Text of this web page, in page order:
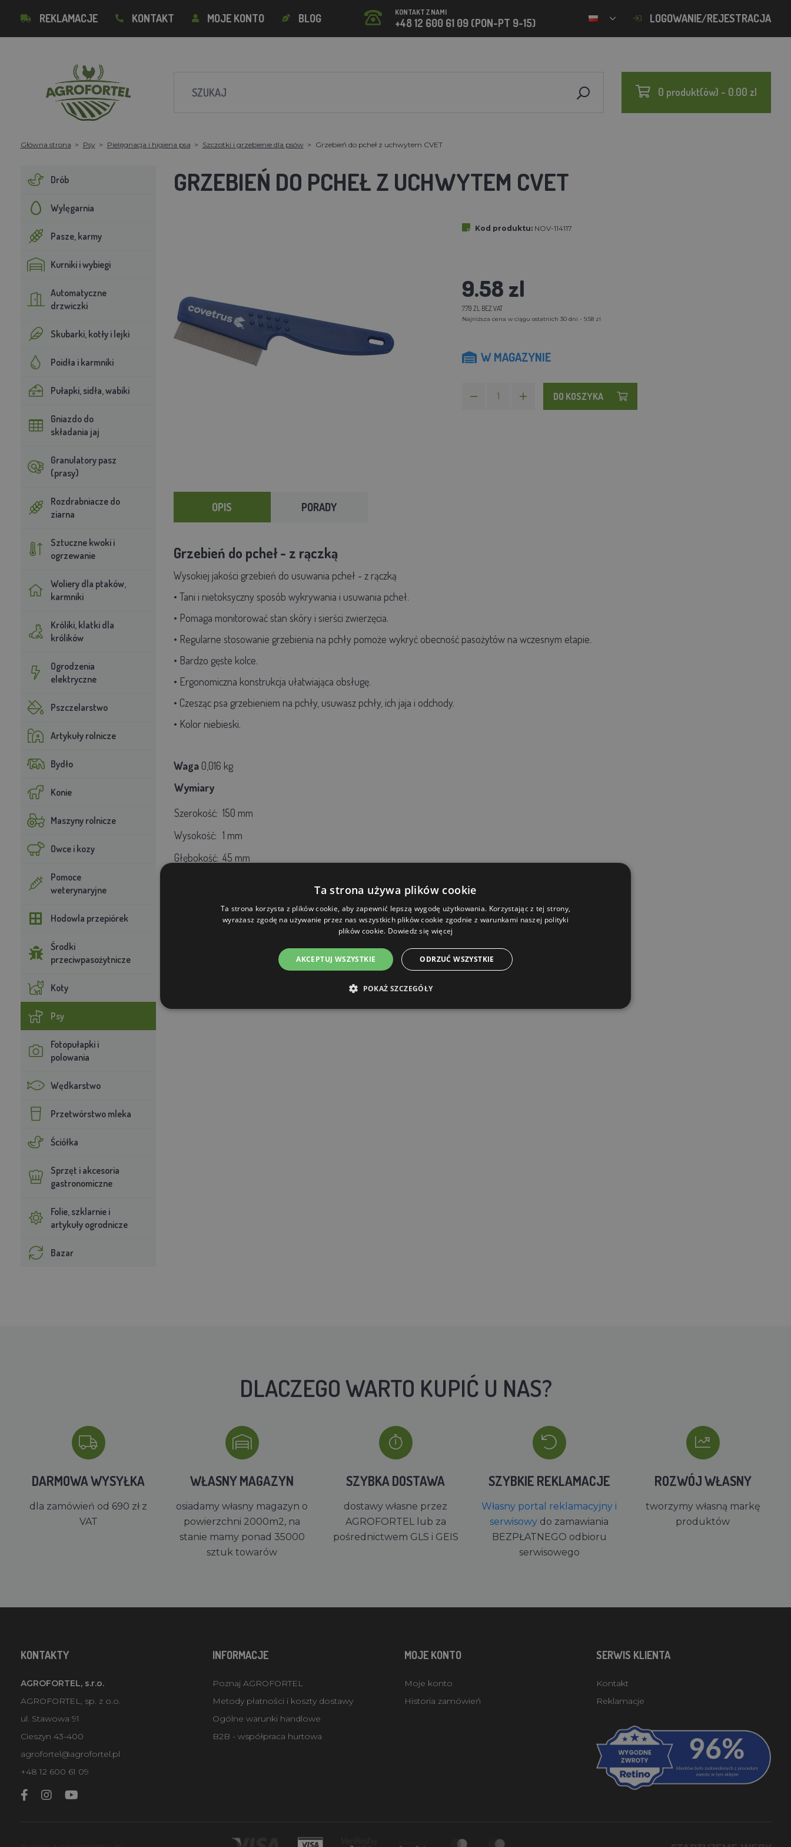
REKLAMACJE KONTAKT MOJE KONTO BLOG KONTAKT Z NAMI
+48 12 600 61 09 (PON-PT 9-15) LOGOWANIE/REJESTRACJA
0 produkt(ów) - 0.00 zl
Główna strona Psy Pielęgnacja i higiena psa Szczotki i grzebienie dla psów Grzebień do pcheł z uchwytem CVET
Drób
Wylęgarnia
Pasze, karmy
Kurniki i wybiegi
Automatyczne
drzwiczki
Skubarki, kotły i lejki
Poidła i karmniki
Pułapki, sidła, wabiki
Gniazdo do
składania jaj
Granulatory pasz
(prasy)
Rozdrabniacze do
ziarna
Sztuczne kwoki i
ogrzewanie
Woliery dla ptaków,
karmniki
Króliki, klatki dla
królików
Ogrodzenia
elektryczne
Pszczelarstwo
Artykuły rolnicze
Bydło
Konie
Maszyny rolnicze
Owce i kozy
Pomoce
weterynaryjne
Hodowla przepiórek
Środki
przeciwpasożytnicze
Koty
Psy
Fotopułapki i
polowania
Wędkarstwo
Przetwórstwo mleka
Ściółka
Sprzęt i akcesoria
gastronomiczne
Folie, szklarnie i
artykuły ogrodnicze
Bazar
GRZEBIEŃ DO PCHEŁ Z UCHWYTEM CVET
Kod produktu: NOV-114117
9.58 zl
7.79 ZL BEZ VAT
Najniższa cena w ciągu ostatnich 30 dni - 9.58 zl
W MAGAZYNIE
DO KOSZYKA
OPIS PORADY
Grzebień do pcheł- z rączką
Wysokiej jakości grzebień do usuwania pcheł - z rączką
• Tani i nietoksyczny sposób wykrywania i usuwania pcheł.
• Pomaga monitorować stan skóry i sierści zwierzęcia.
• Regularne stosowanie grzebienia na pchły pomoże wykryć obecność pasożytów na wczesnym etapie.
• Bardzo gęste kolce.
• Ergonomiczna konstrukcja ułatwiająca obsługę.
• Czesząc psa grzebieniem na pchły, usuwasz pchły, ich jaja i odchody.
• Kolor niebieski.
Waga0,016 kg
Wymiary
Szerokość: 150 mm
Wysokość: 1 mm
Głębokość: 45 mm
DLACZEGO WARTO KUPIĆ U NAS?
DARMOWA WYSYŁKA
dla zamówień od 690 zł z
VAT
WŁASNY MAGAZYN
osiadamy własny magazyn o
powierzchni 2000m2, na
stanie mamy ponad 35000
sztuk towarów
SZYBKA DOSTAWA
dostawy własne przez
AGROFORTEL lub za
pośrednictwem GLS i GEIS
SZYBKIE REKLAMACJE
Własny portal reklamacyjny i
serwisowy do zamawiania
BEZPŁATNEGO odbioru
serwisowego
ROZWÓJ WŁASNY
tworzymy własną markę
produktów
KONTAKTY
AGROFORTEL, s.r.o.
AGROFORTEL, sp. z o.o.
ul. Stawowa 91
Cieszyn 43-400
agrofortel@agrofortel.pl
+48 12 600 61 09
INFORMACJE
Poznaj AGROFORTEL
Metody płatności i koszty dostawy
Ogólne warunki handlowe
B2B - współpraca hurtowa
MOJE KONTO
Moje konto
Historia zamówień
SERWIS KLIENTA
Kontakt
Reklamacje
Ta strona używa plików cookie
Ta strona korzysta z plików cookie, aby zapewnić lepszą wygodę użytkowania. Korzystając z tej strony,
wyrażasz zgodę na używanie przez nas wszystkich plików cookie zgodnie z warunkami naszej polityki
plików cookie. Dowiedz się więcej
AKCEPTUJ WSZYSTKIE ODRZUĆ WSZYSTKIE
POKAŻ SZCZEGÓŁY